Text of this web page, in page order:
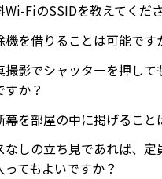
Wi-FiのSSIDを教えてくださ
機を借りることは可能です
撮影でシャッターを押して
すか？
幕を部屋の中に掲げること
なしの立ち見であれば、定
ってもよいですか？